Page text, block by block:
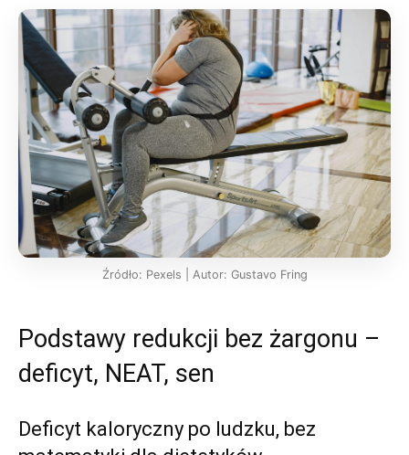
Źródło: Pexels | Autor: Gustavo Fring
Podstawy redukcji bez żargonu –
deficyt, NEAT, sen
Deficyt kaloryczny po ludzku, bez